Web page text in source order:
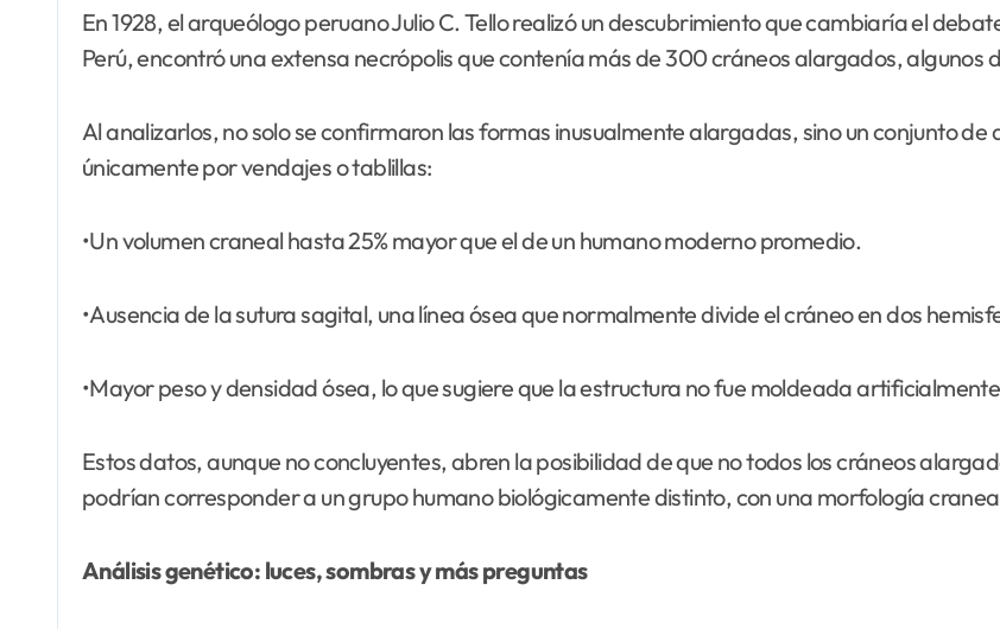
En 1928, el arqueólogo peruano Julio C. Tello realizó un descubrimiento que cambiaría el
Perú, encontró una extensa necrópolis que contenía más de 300 cráneos alargados, algunos
Al analizarlos, no solo se confirmaron las formas inusualmente alargadas, sino un conjunto
únicamente por vendajes o tablillas:
•Un volumen craneal hasta 25% mayor que el de un humano moderno promedio.
•Ausencia de la sutura sagital, una línea ósea que normalmente divide el cráneo en dos
•Mayor peso y densidad ósea, lo que sugiere que la estructura no fue moldeada
Estos datos, aunque no concluyentes, abren la posibilidad de que no todos los cráneos
podrían corresponder a un grupo humano biológicamente distinto, con una morfología
Análisis genético: luces, sombras y más preguntas